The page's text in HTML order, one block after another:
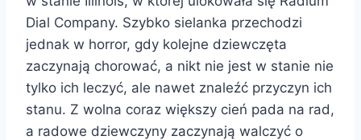
Dial Company. Szybko sielanka przechodzi
jednak w horror, gdy kolejne dziewczęta
zaczynają chorować, a nikt nie jest w stanie nie
tylko ich leczyć, ale nawet znaleźć przyczyn ich
stanu. Z wolna coraz większy cień pada na rad,
a radowe dziewczyny zaczynają walczyć o